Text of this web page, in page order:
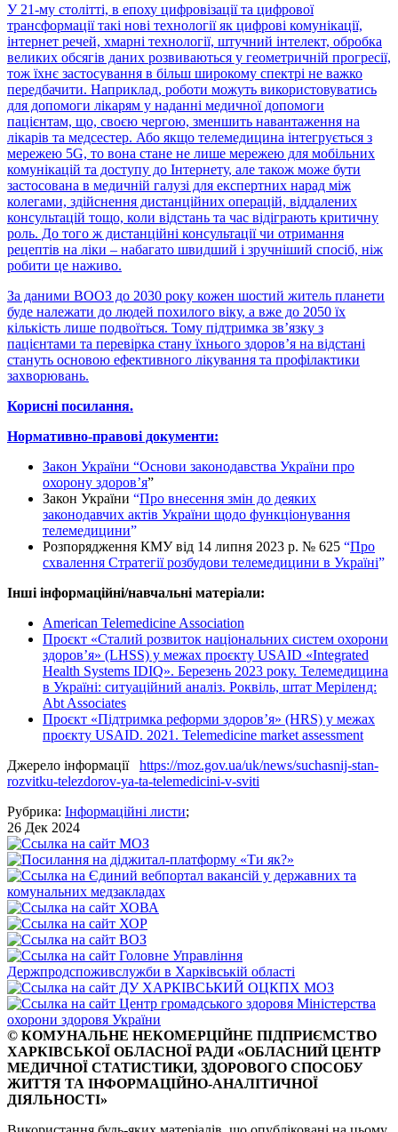
У 21-му столітті, в епоху цифровізації та цифрової
трансформації такі нові технології як цифрові комунікації,
інтернет речей, хмарні технології, штучний інтелект, обробка
великих обсягів даних розвиваються у геометричній прогресії,
тож їхнє застосування в більш широкому спектрі не важко
передбачити. Наприклад, роботи можуть використовуватись
для допомоги лікарям у наданні медичної допомоги
пацієнтам, що, своєю чергою, зменшить навантаження на
лікарів та медсестер. Або якщо телемедицина інтегрується з
мережею 5G, то вона стане не лише мережею для мобільних
комунікацій та доступу до Інтернету, але також може бути
застосована в медичній галузі для експертних нарад між
колегами, здійснення дистанційних операцій, віддалених
консультацій тощо, коли відстань та час відіграють критичну
роль. До того ж дистанційні консультації чи отримання
рецептів на ліки – набагато швидший і зручніший спосіб, ніж
робити це наживо.
За даними ВООЗ до 2030 року кожен шостий житель планети
буде належати до людей похилого віку, а вже до 2050 їх
кількість лише подвоїться. Тому підтримка зв’язку з
пацієнтами та перевірка стану їхнього здоров’я на відстані
стануть основою ефективного лікування та профілактики
захворювань.
Корисні посилання.
Нормативно-правові документи:
Закон України “Основи законодавства України про
охорону здоров’я”
Закон України “Про внесення змін до деяких
законодавчих актів України щодо функціонування
телемедицини”
Розпорядження КМУ від 14 липня 2023 р. № 625 “Про
схвалення Стратегії розбудови телемедицини в Україні”
Інші інформаційні/навчальні матеріали:
American Telemedicine Association
Проєкт «Сталий розвиток національних систем охорони
здоров’я» (LHSS) у межах проєкту USAID «Integrated
Health Systems IDIQ». Березень 2023 року. Телемедицина
в Україні: ситуаційний аналіз. Роквіль, штат Меріленд:
Abt Associates
Проєкт «Підтримка реформи здоров’я» (HRS) у межах
проєкту USAID. 2021. Telemedicine market assessment
Джерело інформації https://moz.gov.ua/uk/news/suchasnij-stan-
rozvitku-telezdorov-ya-ta-telemedicini-v-sviti
Рубрика: Інформаційні листи;
26 Дек 2024
© КОМУНАЛЬНЕ НЕКОМЕРЦІЙНЕ ПІДПРИЄМСТВО
ХАРКІВСЬКОЇ ОБЛАСНОЇ РАДИ «ОБЛАСНИЙ ЦЕНТР
МЕДИЧНОЇ СТАТИСТИКИ, ЗДОРОВОГО СПОСОБУ
ЖИТТЯ ТА ІНФОРМАЦІЙНО-АНАЛІТИЧНОЇ
ДІЯЛЬНОСТІ»